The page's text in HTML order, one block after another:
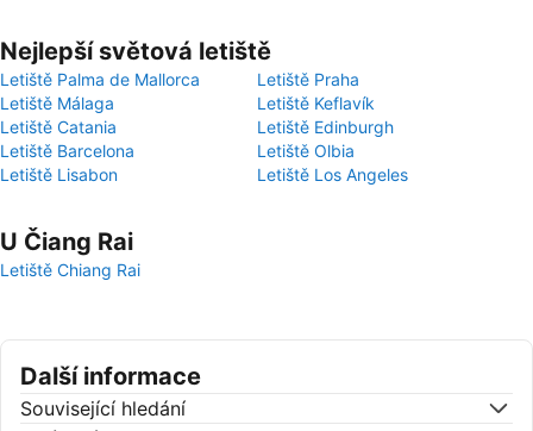
Nejlepší světová letiště
Letiště Palma de Mallorca
Letiště Praha
Letiště Málaga
Letiště Keflavík
Letiště Catania
Letiště Edinburgh
Letiště Barcelona
Letiště Olbia
Letiště Lisabon
Letiště Los Angeles
U Čiang Rai
Letiště Chiang Rai
Další informace
Související hledání